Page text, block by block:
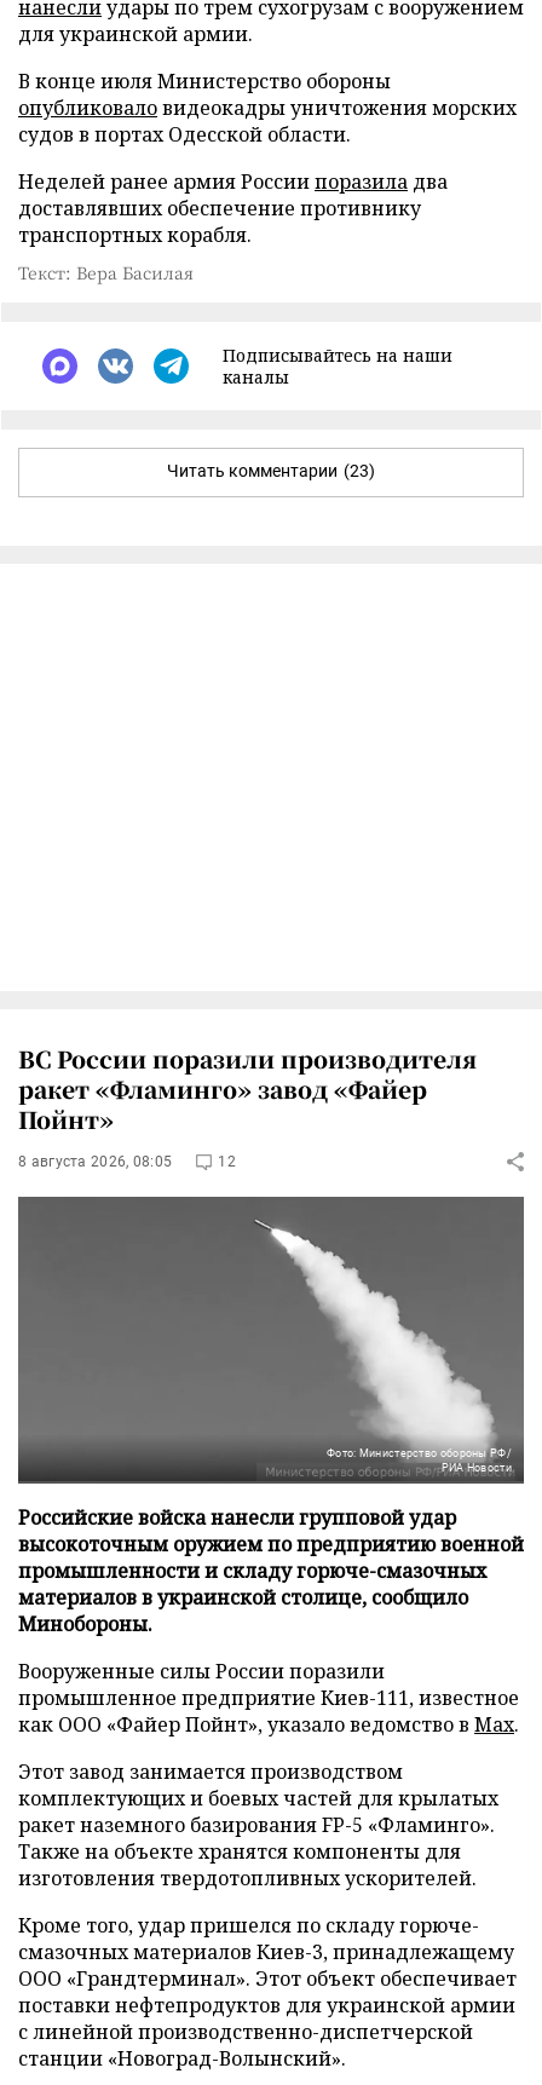
нанеслиудары по трем сухогрузам с вооружением
для украинской армии.
В конце июля Министерство обороны
опубликоваловидеокадры уничтожения морских
судов в портах Одесской области.
Неделей ранее армия Россиипоразила два
доставлявших обеспечение противнику
транспортных корабля.
Текст: Вера Басилая
Подписывайтесь на наши
каналы
Читать комментарии (23)
ВС России поразили производителя
ракет «Фламинго» завод «Файер
Пойнт»
8 августа 2026, 08:05 12
Фото: Министерство обороны РФ/
РИА Новости
Российские войска нанесли групповой удар
высокоточным оружием по предприятию военной
промышленности и складу горюче-смазочных
материалов в украинской столице, сообщило
Минобороны.
Вооруженные силы России поразили
промышленное предприятие Киев-111, известное
как ООО «Файер Пойнт», указало ведомство в Max.
Этот завод занимается производством
комплектующих и боевых частей для крылатых
ракет наземного базирования FP-5 «Фламинго».
Также на объекте хранятся компоненты для
изготовления твердотопливных ускорителей.
Кроме того, удар пришелся по складу горюче-
смазочных материалов Киев-3, принадлежащему
ООО «Грандтерминал». Этот объект обеспечивает
поставки нефтепродуктов для украинской армии
с линейной производственно-диспетчерской
станции «Новоград-Волынский».